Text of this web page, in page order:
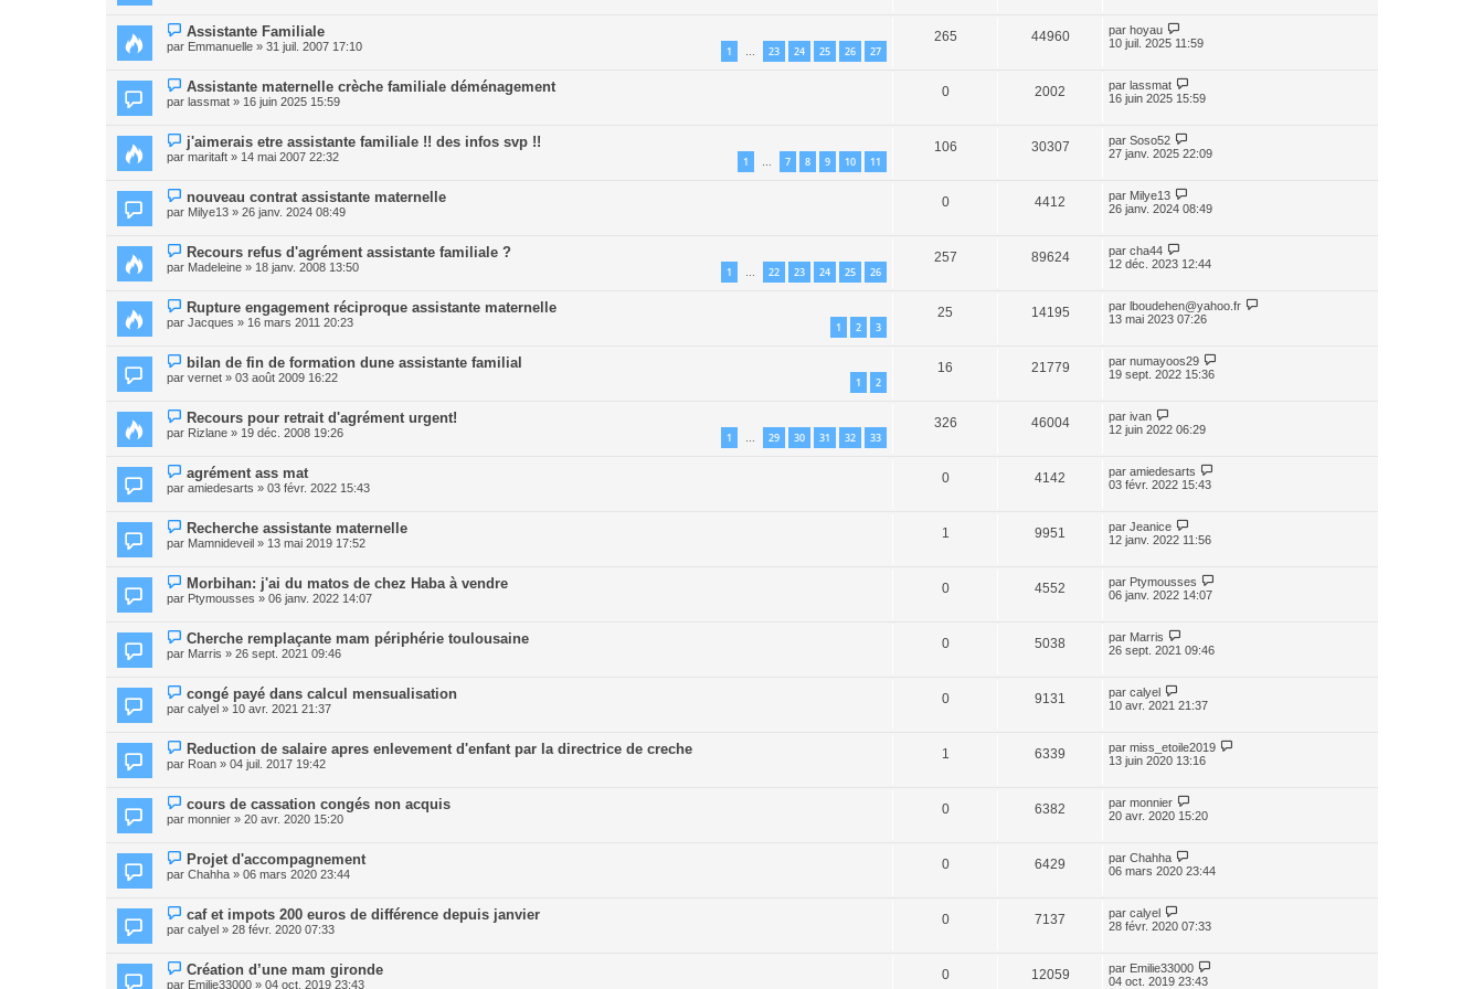
Assistante Familiale
par Emmanuelle » 31 juil. 2007 17:10 1 … 23 24 25 26 27
265 44960 par hoyau
10 juil. 2025 11:59
Assistante maternelle crèche familiale déménagement
par lassmat » 16 juin 2025 15:59
0 2002 par lassmat
16 juin 2025 15:59
j'aimerais etre assistante familiale !! des infos svp !!
par maritaft » 14 mai 2007 22:32 1 … 7 8 9 10 11
106 30307 par Soso52
27 janv. 2025 22:09
nouveau contrat assistante maternelle
par Milye13 » 26 janv. 2024 08:49
0 4412 par Milye13
26 janv. 2024 08:49
Recours refus d'agrément assistante familiale ?
par Madeleine » 18 janv. 2008 13:50 1 … 22 23 24 25 26
257 89624 par cha44
12 déc. 2023 12:44
Rupture engagement réciproque assistante maternelle
par Jacques » 16 mars 2011 20:23 1 2 3
25 14195 par lboudehen@yahoo.fr
13 mai 2023 07:26
bilan de fin de formation dune assistante familial
par vernet » 03 août 2009 16:22 1 2
16 21779 par numayoos29
19 sept. 2022 15:36
Recours pour retrait d'agrément urgent!
par Rizlane » 19 déc. 2008 19:26 1 … 29 30 31 32 33
326 46004 par ivan
12 juin 2022 06:29
agrément ass mat
par amiedesarts » 03 févr. 2022 15:43
0 4142 par amiedesarts
03 févr. 2022 15:43
Recherche assistante maternelle
par Mamnideveil » 13 mai 2019 17:52
1 9951 par Jeanice
12 janv. 2022 11:56
Morbihan: j'ai du matos de chez Haba à vendre
par Ptymousses » 06 janv. 2022 14:07
0 4552 par Ptymousses
06 janv. 2022 14:07
Cherche remplaçante mam périphérie toulousaine
par Marris » 26 sept. 2021 09:46
0 5038 par Marris
26 sept. 2021 09:46
congé payé dans calcul mensualisation
par calyel » 10 avr. 2021 21:37
0 9131 par calyel
10 avr. 2021 21:37
Reduction de salaire apres enlevement d'enfant par la directrice de creche
par Roan » 04 juil. 2017 19:42
1 6339 par miss_etoile2019
13 juin 2020 13:16
cours de cassation congés non acquis
par monnier » 20 avr. 2020 15:20
0 6382 par monnier
20 avr. 2020 15:20
Projet d'accompagnement
par Chahha » 06 mars 2020 23:44
0 6429 par Chahha
06 mars 2020 23:44
caf et impots 200 euros de différence depuis janvier
par calyel » 28 févr. 2020 07:33
0 7137 par calyel
28 févr. 2020 07:33
Création d’une mam gironde
par Emilie33000 » 04 oct. 2019 23:43
0 12059 par Emilie33000
04 oct. 2019 23:43